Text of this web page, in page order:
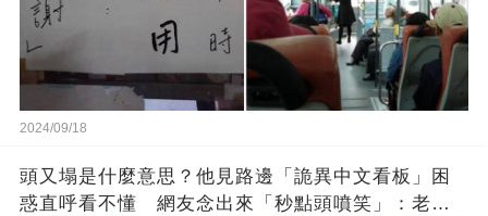
2024/09/18
頭又塌是什麼意思？他見路邊「詭異中文看板」困
惑直呼看不懂 網友念出來「秒點頭噴笑」：老一